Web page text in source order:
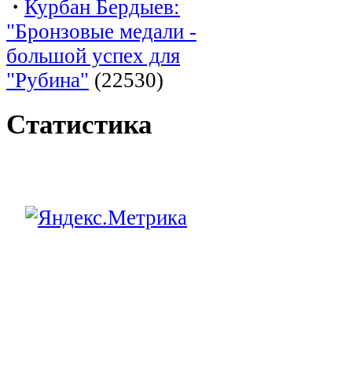
· Курбан Бердыев:
"Бронзовые медали -
большой успех для
"Рубина" (22530)
Статистика